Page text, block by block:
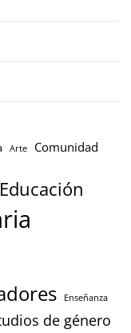
Arte Comunidad
Educación
Enseñanza
de género